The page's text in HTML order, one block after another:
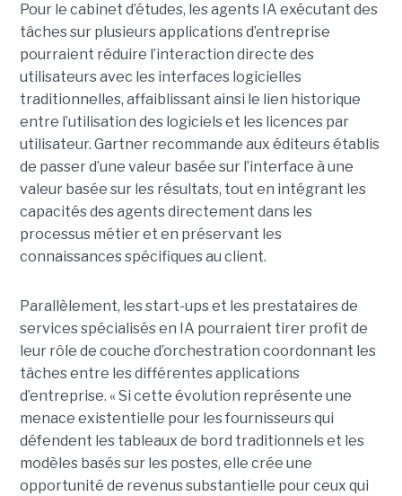
Pour le cabinet d’études, les agents IA exécutant des
tâches sur plusieurs applications d’entreprise
pourraient réduire l’interaction directe des
utilisateurs avec les interfaces logicielles
traditionnelles, affaiblissant ainsi le lien historique
entre l’utilisation des logiciels et les licences par
utilisateur. Gartner recommande aux éditeurs établis
de passer d’une valeur basée sur l’interface à une
valeur basée sur les résultats, tout en intégrant les
capacités des agents directement dans les
processus métier et en préservant les
connaissances spécifiques au client.
Parallèlement, les start-ups et les prestataires de
services spécialisés en IA pourraient tirer profit de
leur rôle de couche d’orchestration coordonnant les
tâches entre les différentes applications
d’entreprise. « Si cette évolution représente une
menace existentielle pour les fournisseurs qui
défendent les tableaux de bord traditionnels et les
modèles basés sur les postes, elle crée une
opportunité de revenus substantielle pour ceux qui